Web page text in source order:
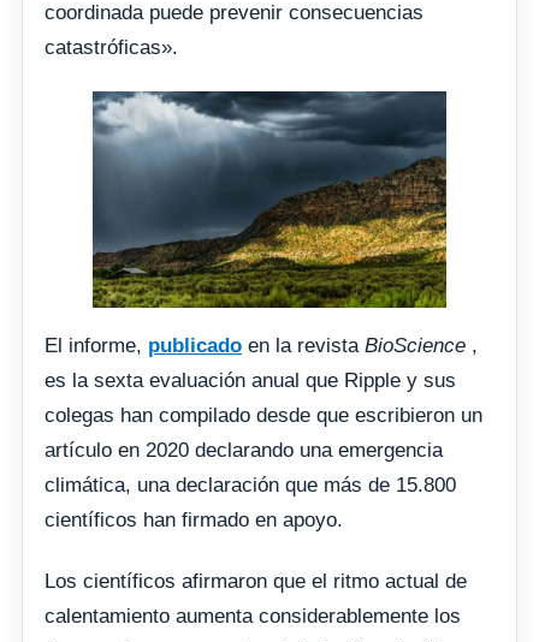
coordinada puede prevenir consecuencias
catastróficas».
El informe, publicado en la revista BioScience ,
es la sexta evaluación anual que Ripple y sus
colegas han compilado desde que escribieron un
artículo en 2020 declarando una emergencia
climática, una declaración que más de 15.800
científicos han firmado en apoyo.
Los científicos afirmaron que el ritmo actual de
calentamiento aumenta considerablemente los